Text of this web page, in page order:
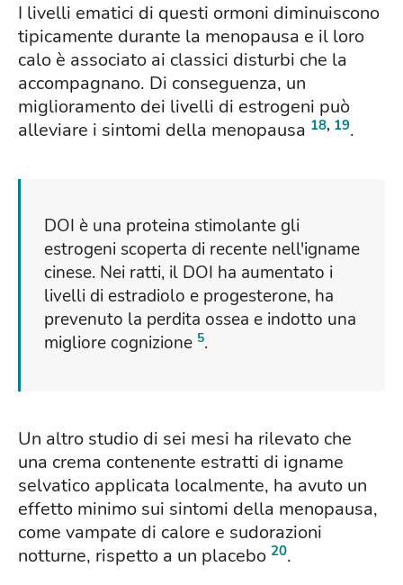
I livelli ematici di questi ormoni diminuiscono
tipicamente durante la menopausa e il loro
calo è associato ai classici disturbi che la
accompagnano. Di conseguenza, un
miglioramento dei livelli di estrogeni può
alleviare i sintomi della menopausa 18, 19.
DOI è una proteina stimolante gli
estrogeni scoperta di recente nell'igname
cinese. Nei ratti, il DOI ha aumentato i
livelli di estradiolo e progesterone, ha
prevenuto la perdita ossea e indotto una
migliore cognizione 5.
Un altro studio di sei mesi ha rilevato che
una crema contenente estratti di igname
selvatico applicata localmente, ha avuto un
effetto minimo sui sintomi della menopausa,
come vampate di calore e sudorazioni
notturne, rispetto a un placebo 20.